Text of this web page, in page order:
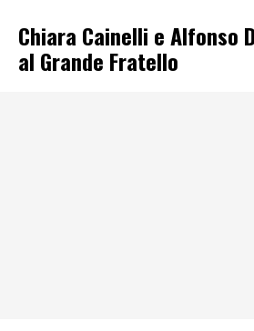
Chiara Cainelli e Alfonso
al Grande Fratello